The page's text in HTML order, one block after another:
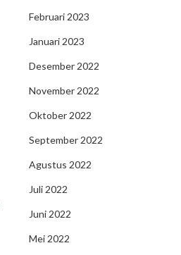
Februari 2023
Januari 2023
Desember 2022
November 2022
Oktober 2022
September 2022
Agustus 2022
Juli 2022
Juni 2022
Mei 2022